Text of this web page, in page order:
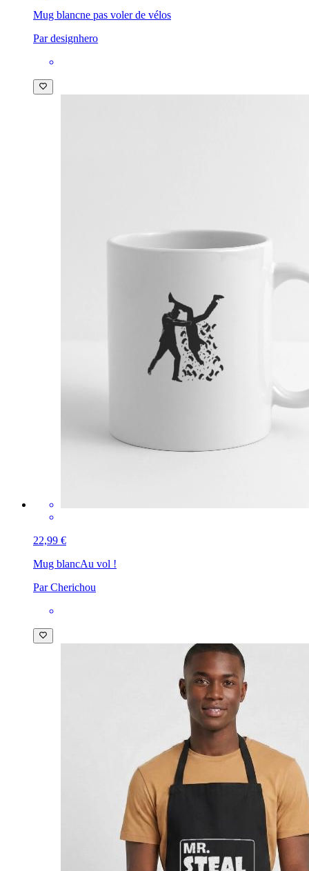
Mug blancne pas voler de vélos
Par designhero
22,99 €
Mug blancAu vol !
Par Cherichou